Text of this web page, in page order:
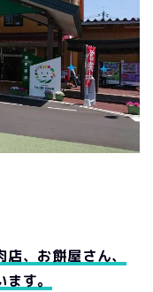
、お餅屋さん、
す。